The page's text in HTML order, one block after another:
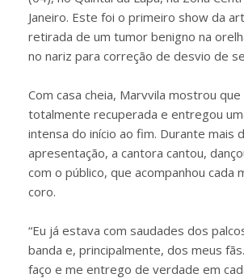
Janeiro. Este foi o primeiro show da
retirada de um tumor benigno na
no nariz para correção de desvio de
Com casa cheia, Marvvila mostrou
totalmente recuperada e entregou
intensa do início ao fim. Durante mais
apresentação, a cantora cantou,
com o público, que acompanhou cada
coro.
“Eu já estava com saudades dos
banda e, principalmente, dos meus
faço e me entrego de verdade em